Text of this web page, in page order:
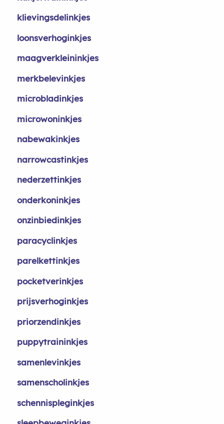
klievingsdelinkjes
loonsverhoginkjes
maagverkleininkjes
merkbelevinkjes
microbladinkjes
microwoninkjes
nabewakinkjes
narrowcastinkjes
nederzettinkjes
onderkoninkjes
onzinbiedinkjes
paracyclinkjes
parelkettinkjes
pocketverinkjes
prijsverhoginkjes
priorzendinkjes
puppytraininkjes
samenlevinkjes
samenscholinkjes
schennispleginkjes